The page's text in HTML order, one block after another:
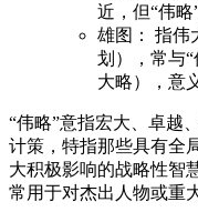
近，但“伟略
雄图： 指伟
划），常与
大略），意
“伟略”意指宏大、卓越
计策，特指那些具有全
大积极影响的战略性智
常用于对杰出人物或重